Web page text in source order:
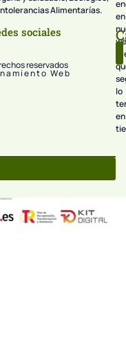
Alimentarías.
sociales
reservados
Web
en
lo
en